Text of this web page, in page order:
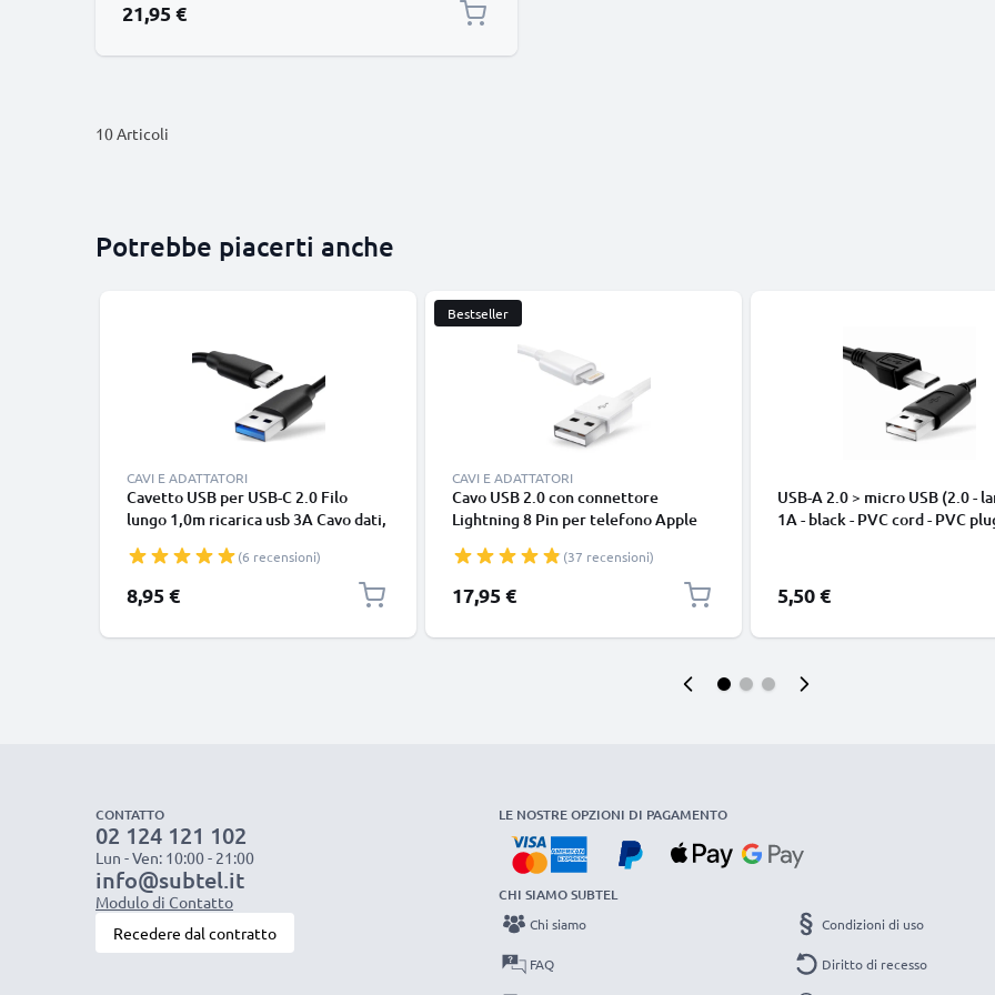
21,95 €
10Articoli
Potrebbe piacerti anche
CAVI E ADATTATORI
Cavetto USB per USB-C 2.0 Filo
lungo 1,0m ricarica usb 3A Cavo dati,
smartphone (Samsung, Huawei,
Google Pixel), fotocamera Canon,
Panasonic Lumix, Sony connettore
(6 recensioni)
8,95 €
Bestseller
CAVI E ADATTATORI
Cavo USB 2.0 con connettore
Lightning 8 Pin per telefono Apple
SE filo di 1m cavetto dati & ricarica
in bianco per cellulare
(37 recensioni)
17,95 €
USB-A 2.0 > micro USB (2.0 -
1A - black - PVC cord - PVC
5,50 €
CONTATTO
02 124 121 102
Lun - Ven: 10:00 - 21:00
info@subtel.it
Modulo di Contatto
Recedere dal contratto
LE NOSTRE OPZIONI DI PAGAMENTO
CHI SIAMO SUBTEL
Chi siamo
FAQ
Condizioni di uso
Diritto di recesso